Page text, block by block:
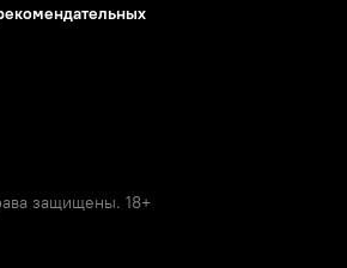
защищены. 18+